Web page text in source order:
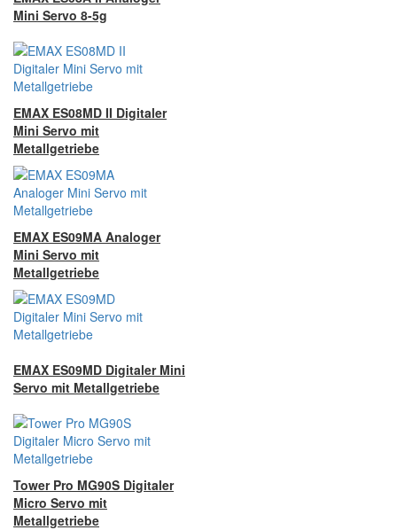
Mini Servo 8-5g
EMAX ES08MD II Digitaler
Mini Servo mit
Metallgetriebe
EMAX ES09MA Analoger
Mini Servo mit
Metallgetriebe
EMAX ES09MD Digitaler Mini
Servo mit Metallgetriebe
Tower Pro MG90S Digitaler
Micro Servo mit
Metallgetriebe